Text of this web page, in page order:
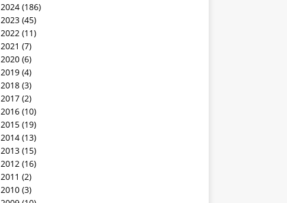
2024(186)
2023(45)
2022 (11)
2021 (7)
2020(6)
2019(4)
2018(3)
2017(2)
2016(10)
2015(19)
2014(13)
2013(15)
2012 (16)
2011 (2)
2010(3)